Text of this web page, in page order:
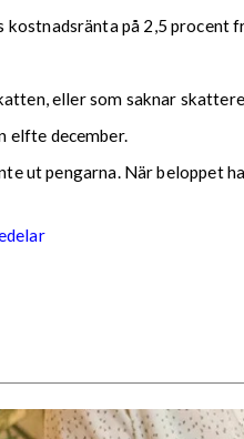
på 2,5 procent
eller som saknar
elfte december.
ut pengarna. När